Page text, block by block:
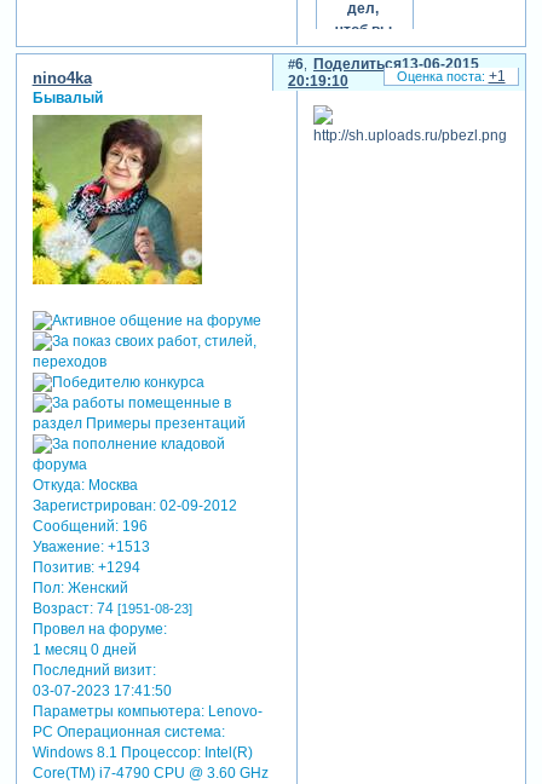
дел,
чтоб вы
с
улыбкой
- не
встречали
Поделиться
6
13-06-2015
20:19:10
nino4ka
Бывалый
Откуда:Москва
Зарегистрирован: 02-09-2012
Сообщений:196
Уважение: +1513
Позитив: +1294
Пол:Женский
Возраст:74 [1951-08-23]
Провел на форуме:
1 месяц 0 дней
Последний визит:
03-07-2023 17:41:50
Параметры компьютера:Lenovo-
PC Операционная система:
Windows 8.1 Процессор: Intel(R)
Core(TM) i7-4790 CPU @ 3.60 GHz
+1